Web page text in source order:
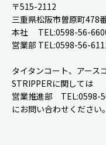
〒515-2112
三重県松阪市曽原町478
本社 TEL:0598-56-
営業部 TEL:0598-56-
タイタンコート、アース
STRIPPERに関しては
営業推進部 TEL:0598-
にお問い合わせください。